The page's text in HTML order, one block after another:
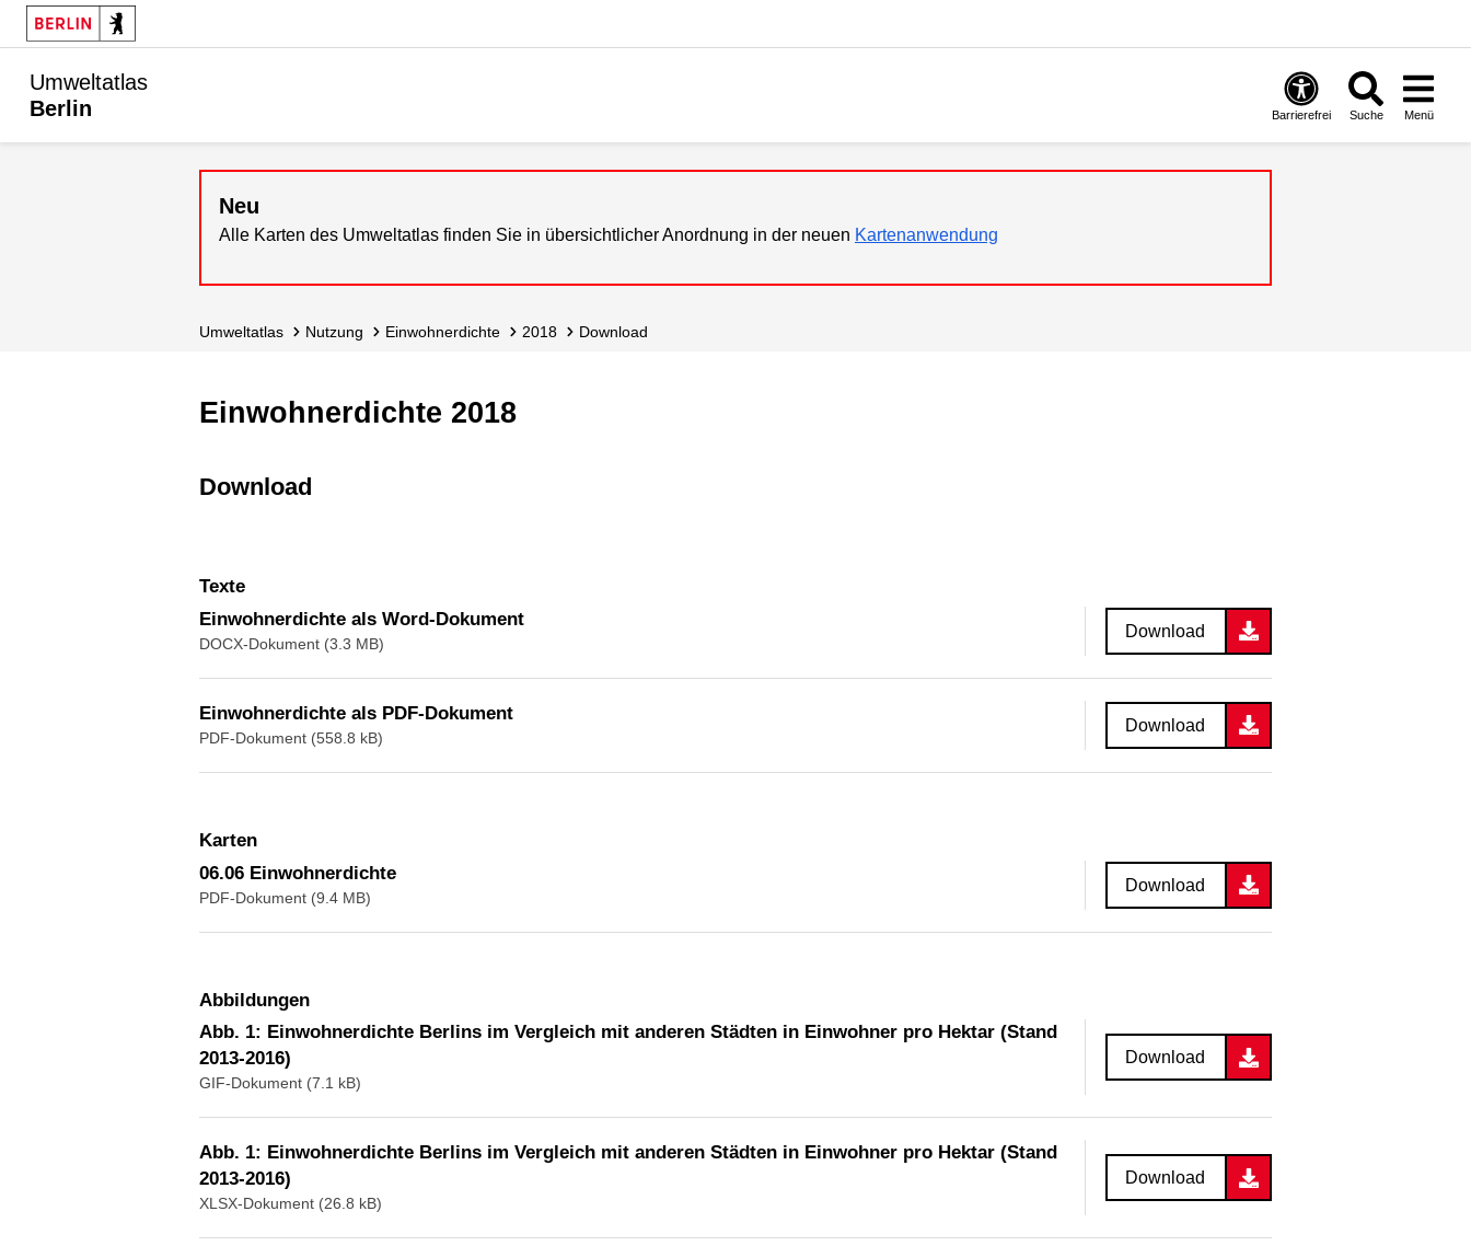
Umweltatlas
Berlin
Barrierefrei Suche Menü
Neu
Alle Karten des Umweltatlas finden Sie in übersichtlicher Anordnung in der neuen Kartenanwendung
Umweltatlas Nutzung Einwohnerdichte 2018 Download
Einwohnerdichte 2018
Download
Texte
Einwohnerdichte als Word-Dokument
DOCX-Dokument (3.3 MB)
Download
Einwohnerdichte als PDF-Dokument
PDF-Dokument (558.8 kB)
Download
Karten
06.06 Einwohnerdichte
PDF-Dokument (9.4 MB)
Download
Abbildungen
Abb. 1: Einwohnerdichte Berlins im Vergleich mit anderen Städten in Einwohner pro Hektar (Stand
2013-2016)
GIF-Dokument (7.1 kB)
Download
Abb. 1: Einwohnerdichte Berlins im Vergleich mit anderen Städten in Einwohner pro Hektar (Stand
2013-2016)
XLSX-Dokument (26.8 kB)
Download